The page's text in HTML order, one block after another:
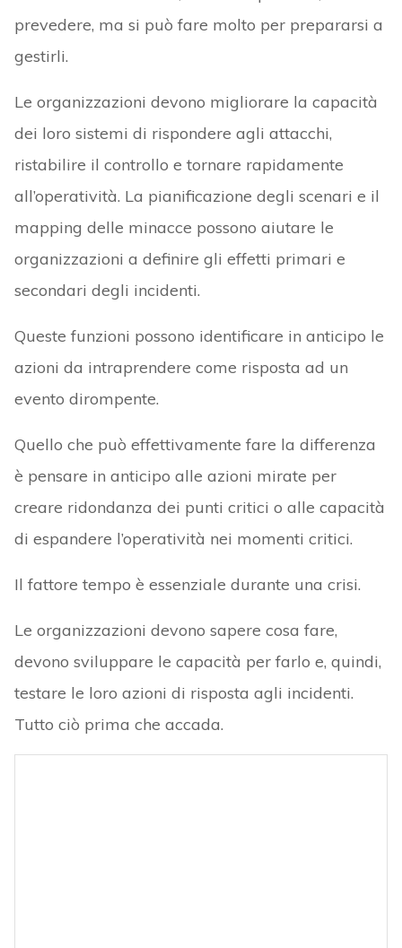
prevedere, ma si può fare molto per prepararsi a
gestirli.
Le organizzazioni devono migliorare la capacità
dei loro sistemi di rispondere agli attacchi,
ristabilire il controllo e tornare rapidamente
all’operatività. La pianificazione degli scenari e il
mapping delle minacce possono aiutare le
organizzazioni a definire gli effetti primari e
secondari degli incidenti.
Queste funzioni possono identificare in anticipo le
azioni da intraprendere come risposta ad un
evento dirompente.
Quello che può effettivamente fare la differenza
è pensare in anticipo alle azioni mirate per
creare ridondanza dei punti critici o alle capacità
di espandere l’operatività nei momenti critici.
Il fattore tempo è essenziale durante una crisi.
Le organizzazioni devono sapere cosa fare,
devono sviluppare le capacità per farlo e, quindi,
testare le loro azioni di risposta agli incidenti.
Tutto ciò prima che accada.